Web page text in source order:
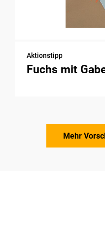
Aktionstipp
Fuchs mit
Mehr